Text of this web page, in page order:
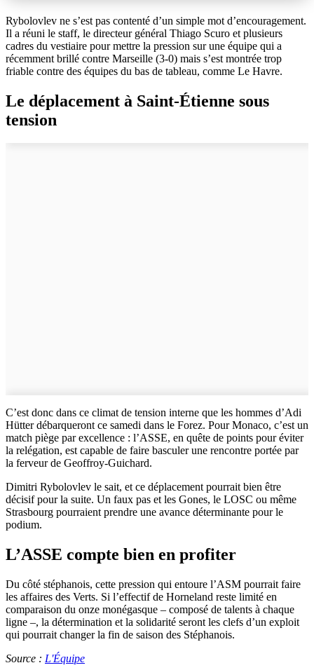
Rybolovlev ne s’est pas contenté d’un simple mot d’encouragement.
Il a réuni le staff, le directeur général Thiago Scuro et plusieurs
cadres du vestiaire pour mettre la pression sur une équipe qui a
récemment brillé contre Marseille (3-0) mais s’est montrée trop
friable contre des équipes du bas de tableau, comme Le Havre.
Le déplacement à Saint-Étienne sous
tension
C’est donc dans ce climat de tension interne que les hommes d’Adi
Hütter débarqueront ce samedi dans le Forez. Pour Monaco, c’est un
match piège par excellence : l’ASSE, en quête de points pour éviter
la relégation, est capable de faire basculer une rencontre portée par
la ferveur de Geoffroy-Guichard.
Dimitri Rybolovlev le sait, et ce déplacement pourrait bien être
décisif pour la suite. Un faux pas et les Gones, le LOSC ou même
Strasbourg pourraient prendre une avance déterminante pour le
podium.
L’ASSE compte bien en profiter
Du côté stéphanois, cette pression qui entoure l’ASM pourrait faire
les affaires des Verts. Si l’effectif de Horneland reste limité en
comparaison du onze monégasque – composé de talents à chaque
ligne –, la détermination et la solidarité seront les clefs d’un exploit
qui pourrait changer la fin de saison des Stéphanois.
Source : L'Équipe